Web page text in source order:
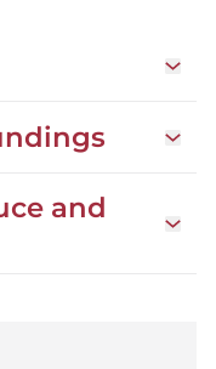
Open
Open
and
Open